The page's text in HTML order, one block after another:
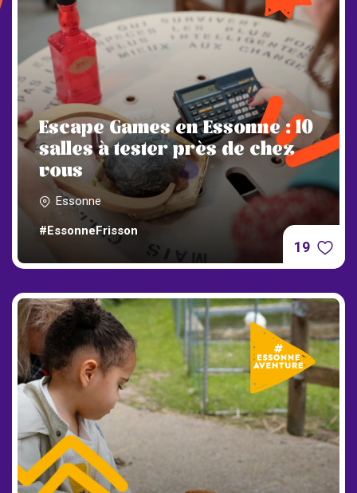
Escape Games en Essonne : 10
salles à tester près de chez
vous
Essonne
#EssonneFrisson
19